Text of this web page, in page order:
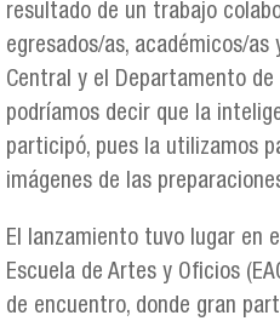
resultado de un trabajo
egresados/as, académicos/
Central y el Departamento
podríamos decir que la
participó, pues la utilizamos
imágenes de las
El lanzamiento tuvo lugar en
Escuela de Artes y Oficios
de encuentro, donde gran